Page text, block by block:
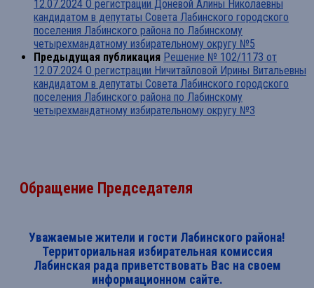
12.07.2024 О регистрации Доневой Алины Николаевны
кандидатом в депутаты Совета Лабинского городского
поселения Лабинского района по Лабинскому
четырехмандатному избирательному округу №5
Предыдущая публикация Решение № 102/1173 от
12.07.2024 О регистрации Ничитайловой Ирины Витальевны
кандидатом в депутаты Совета Лабинского городского
поселения Лабинского района по Лабинскому
четырехмандатному избирательному округу №3
Обращение Председателя
Уважаемые жители и гости Лабинского района!
Территориальная избирательная комиссия
Лабинская рада приветствовать Вас на своем
информационном сайте.